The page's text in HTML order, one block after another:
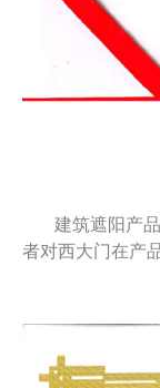
建筑遮阳产
者对西大门在产